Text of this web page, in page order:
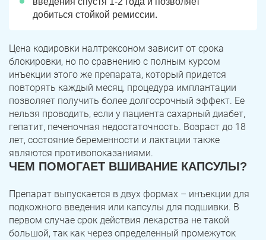
добиться стойкой ремиссии.
Цена кодировки налтрексоном зависит от срока
блокировки, но по сравнению с полным курсом
инъекции этого же препарата, который придется
повторять каждый месяц, процедура имплантации
позволяет получить более долгосрочный эффект. Ее
нельзя проводить, если у пациента сахарный диабет,
гепатит, печеночная недостаточность. Возраст до 18
лет, состояние беременности и лактации также
являются противопоказаниями.
ЧЕМ ПОМОГАЕТ ВШИВАНИЕ КАПСУЛЫ?
Препарат выпускается в двух формах – инъекции для
подкожного введения или капсулы для подшивки. В
первом случае срок действия лекарства не такой
большой, так как через определенный промежуток